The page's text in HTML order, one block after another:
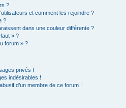
?
et comment les rejoindre ?
?
dans une couleur différente ?
» ?
forum » ?
privés !
indésirables !
d’un membre de ce forum !